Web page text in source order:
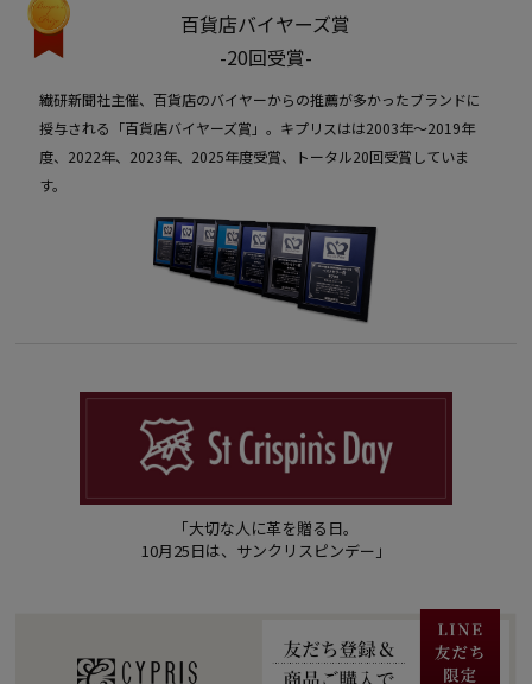
百貨店バイヤーズ賞
-20回受賞-
繊研新聞社主催、百貨店のバイヤーからの推薦が多かったブランドに
授与される「百貨店バイヤーズ賞」。キプリスはは2003年〜2019年
度、2022年、2023年、2025年度受賞、トータル20回受賞していま
す。
「大切な人に革を贈る日。
10月25日は、サンクリスピンデー」